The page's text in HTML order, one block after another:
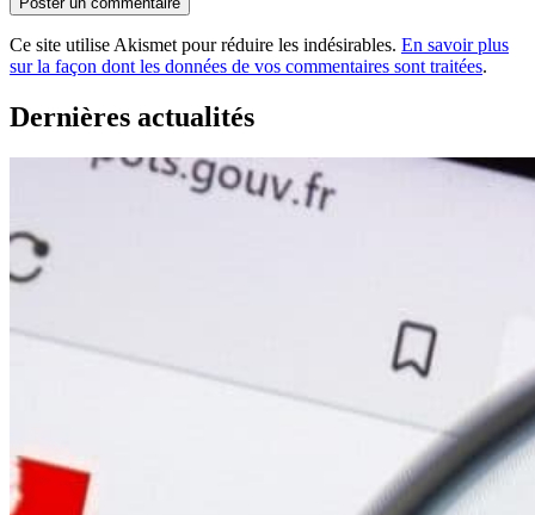
Ce site utilise Akismet pour réduire les indésirables. En savoir plus
sur la façon dont les données de vos commentaires sont traitées.
Dernières actualités